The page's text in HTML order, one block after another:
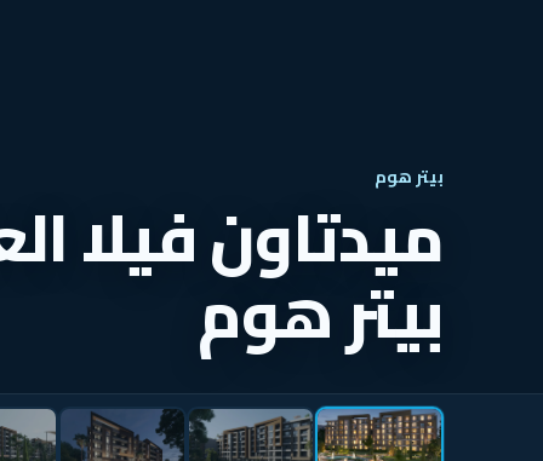
بيتر هوم
ميدتاون فيلا
بيتر هوم